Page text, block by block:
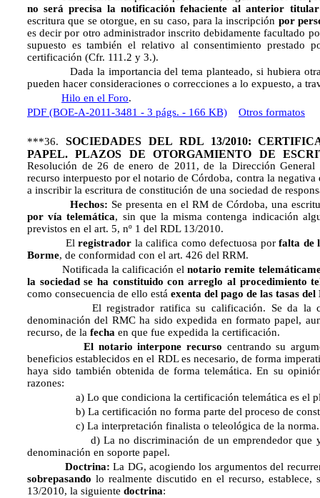
no será precisa la notificación fehaciente al anterior titular
escritura que se otorgue, en su caso, para la inscripción por
es decir por otro administrador inscrito debidamente facultado
supuesto es también el relativo al consentimiento prestado
certificación (Cfr. 111.2 y 3.).
Dada la importancia del tema planteado, si hubiera otras
pueden hacer consideraciones o correcciones a lo expuesto, a
Hilo en el Foro.
PDF (BOE-A-2011-3481 - 3 págs. - 166 KB)
Otros formatos
***36. SOCIEDADES DEL RDL 13/2010:
PAPEL. PLAZOS DE OTORGAMIENTO DE
Resolución de 26 de enero de 2011, de la Dirección
recurso interpuesto por el notario de Córdoba, contra la
a inscribir la escritura de constitución de una sociedad de
Hechos: Se presenta en el RM de Córdoba, una
por vía telemática, sin que la misma contenga indicación
previstos en el art. 5, nº 1 del RDL 13/2010.
Elregistrador la califica como defectuosa porfalta de
Borme, de conformidad con el art. 426 del RRM.
Notificada la calificación elnotario remite
la sociedad se ha constituido con arreglo al procedimiento
como consecuencia de ello está exenta del pago de las tasas
El registrador ratifica su calificación. Se da la
denominación del RMC ha sido expedida en formato papel,
recurso, de la fecha en que fue expedida la certificación.
El notario interpone recurso centrando su
beneficios establecidos en el RDL es necesario, de forma
haya sido también obtenida de forma telemática. En su
razones:
a) Lo que condiciona la certificación telemática es el
b) La certificación no forma parte del proceso de
c) La interpretación finalista o teleológica de la norma.
d) La no discriminación de un emprendedor que ya
denominación en soporte papel.
Doctrina: La DG, acogiendo los argumentos del
sobrepasando lo realmente discutido en el recurso, establece,
13/2010, la siguiente doctrina: